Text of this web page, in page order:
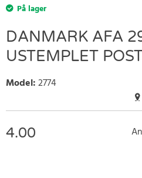
På lager
DANMARK AFA
USTEMPLET
Model:2774
4.00